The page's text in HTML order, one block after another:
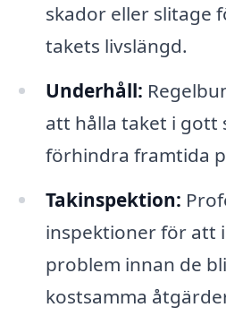
skador eller slitage
takets livslängd.
Underhåll:
att hålla taket i gott
förhindra framtida
Takinspektion:
inspektioner för att
problem innan de
kostsamma